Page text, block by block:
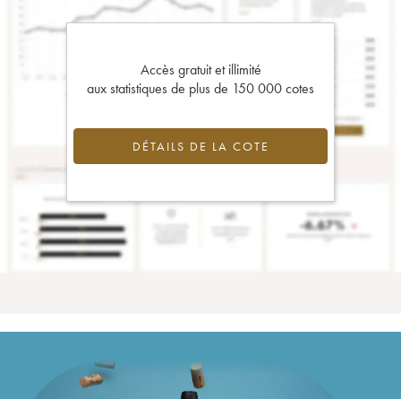
Accès gratuit et illimité
aux statistiques de plus de 150 000 cotes
DÉTAILS DE LA COTE